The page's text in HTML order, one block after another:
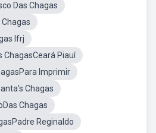
Das Chagas
Ifrj
ChagasCeará Piauí
Imprimir
Chagas
Chagas
Reginaldo